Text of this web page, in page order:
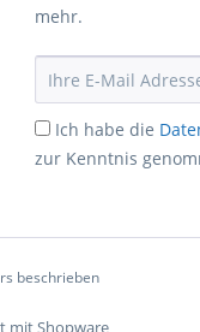
mehr.
Ich habe die
zur Kenntnis
beschrieben
mit Shopware